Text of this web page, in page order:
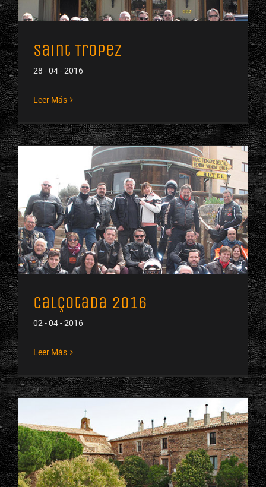
Saint Tropez
28 - 04 - 2016
Leer Más
Calçotada 2016
02 - 04 - 2016
Leer Más